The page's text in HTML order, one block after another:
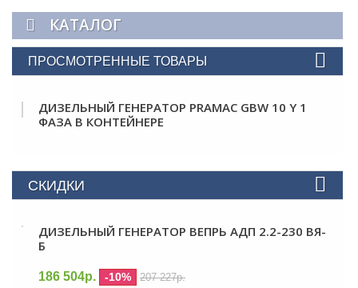
КАТАЛОГ
ПРОСМОТРЕННЫЕ ТОВАРЫ
ДИЗЕЛЬНЫЙ ГЕНЕРАТОР PRAMAC GBW 10 Y 1
ФАЗА В КОНТЕЙНЕРЕ
СКИДКИ
ДИЗЕЛЬНЫЙ ГЕНЕРАТОР ВЕПРЬ АДП 2.2-230 ВЯ-
Б
186 504р. -10% 207 227р.